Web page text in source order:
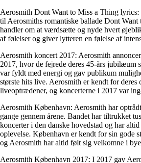
Aerosmith Dont Want to Miss a Thing lyrics:
til Aerosmiths romantiske ballade Dont Want
handler om at værdsætte og nyde hvert
af følelser og giver lytteren en følelse af
Aerosmith koncert 2017: Aerosmith
2017, hvor de fejrede deres 45-års jubilæum
var fyldt med energi og gav publikum
største hits live. Aerosmith er kendt for deres
liveoptrædener, og koncerterne i 2017 var
Aerosmith København: Aerosmith har
gange gennem årene. Bandet har tiltrukket
koncerter i den danske hovedstad og har
oplevelse. København er kendt for sin gode
og Aerosmith har altid følt sig velkomne i
Aerosmith København 2017: I 2017 gav